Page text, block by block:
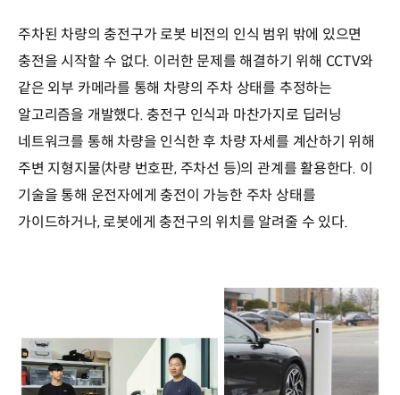
주차된 차량의 충전구가 로봇 비전의 인식 범위 밖에 있으면
충전을 시작할 수 없다. 이러한 문제를 해결하기 위해 CCTV와
같은 외부 카메라를 통해 차량의 주차 상태를 추정하는
알고리즘을 개발했다. 충전구 인식과 마찬가지로 딥러닝
네트워크를 통해 차량을 인식한 후 차량 자세를 계산하기 위해
주변 지형지물(차량 번호판, 주차선 등)의 관계를 활용한다. 이
기술을 통해 운전자에게 충전이 가능한 주차 상태를
가이드하거나, 로봇에게 충전구의 위치를 알려줄 수 있다.